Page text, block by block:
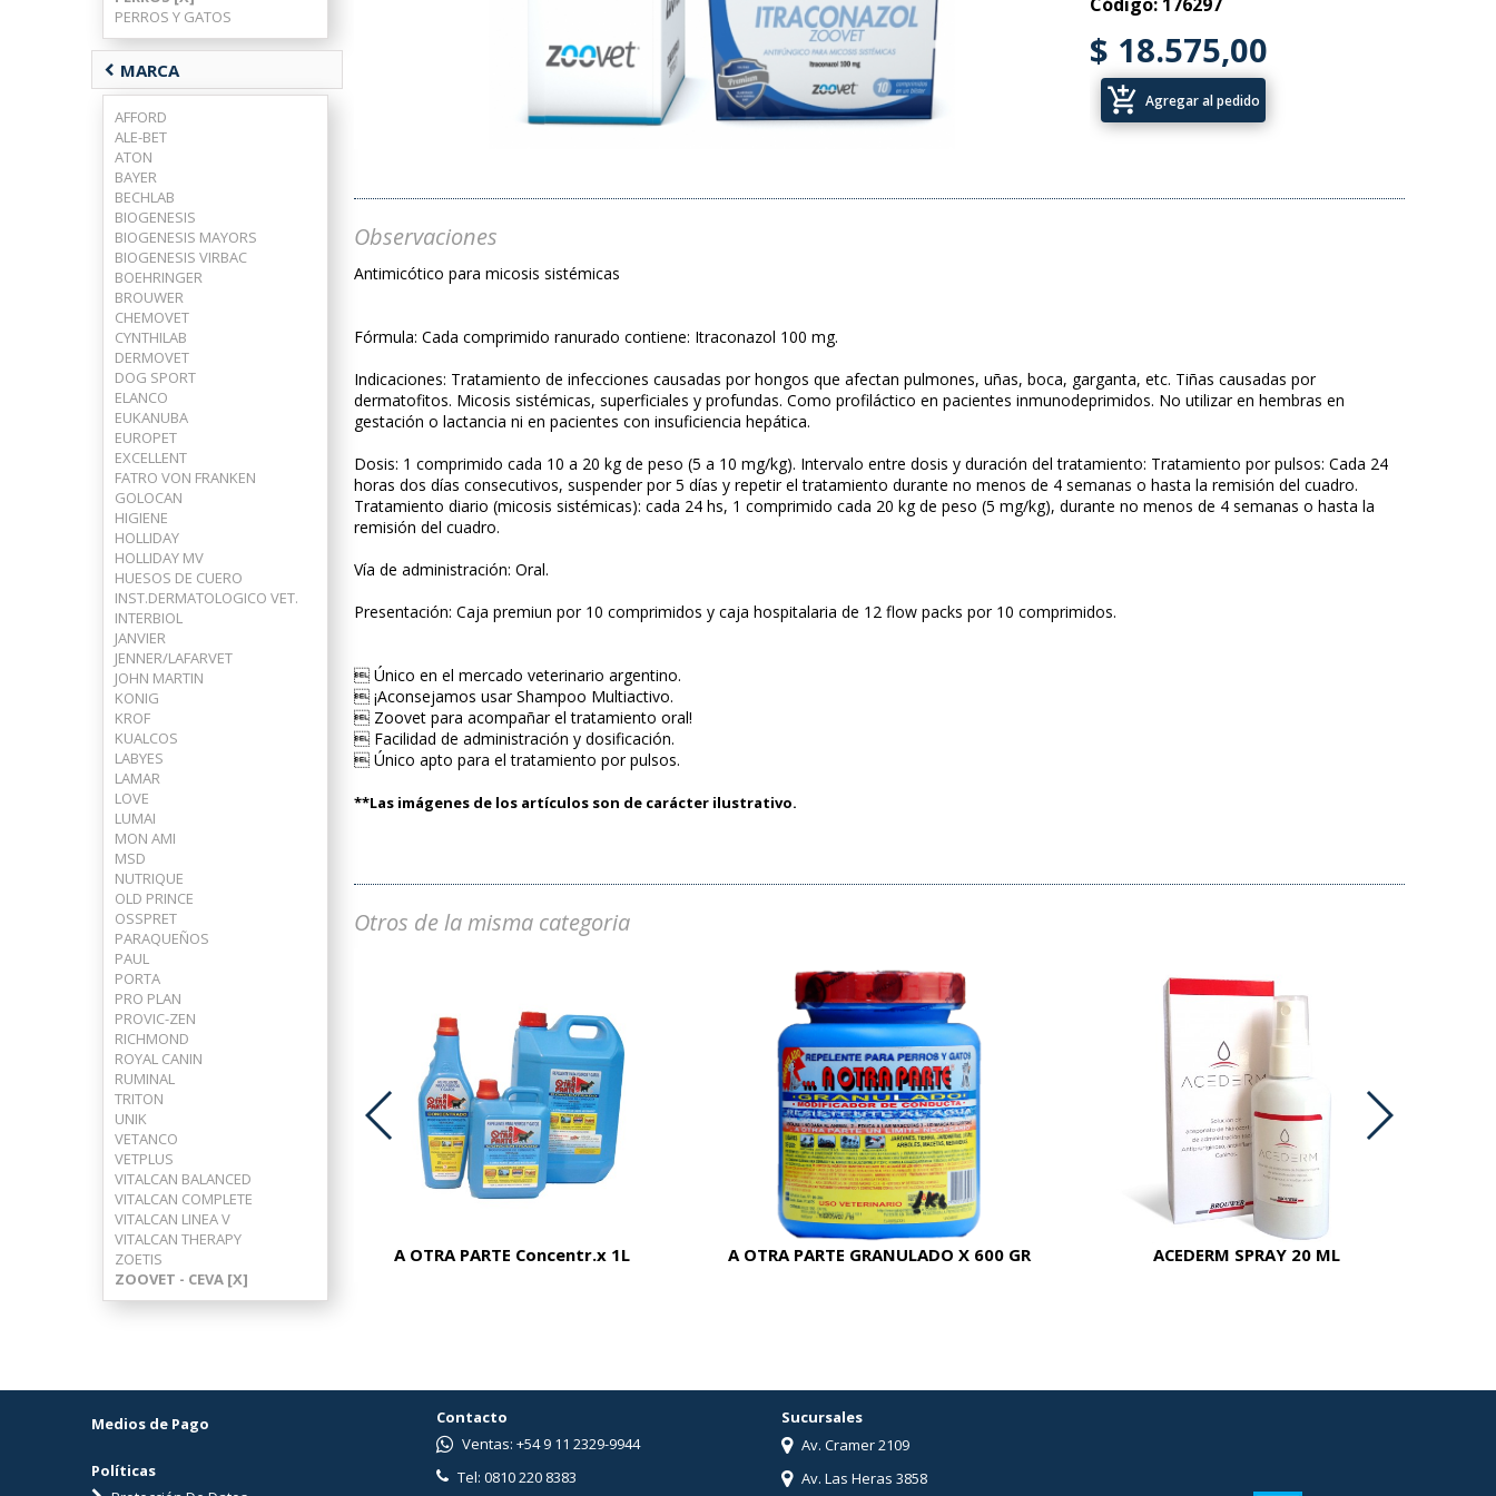
PERROS Y GATOS
chevron_left MARCA
AFFORD
ALE-BET
ATON
BAYER
BECHLAB
BIOGENESIS
BIOGENESIS MAYORS
BIOGENESIS VIRBAC
BOEHRINGER
BROUWER
CHEMOVET
CYNTHILAB
DERMOVET
DOG SPORT
ELANCO
EUKANUBA
EUROPET
EXCELLENT
FATRO VON FRANKEN
GOLOCAN
HIGIENE
HOLLIDAY
HOLLIDAY MV
HUESOS DE CUERO
INST.DERMATOLOGICO VET.
INTERBIOL
JANVIER
JENNER/LAFARVET
JOHN MARTIN
KONIG
KROF
KUALCOS
LABYES
LAMAR
LOVE
LUMAI
MON AMI
MSD
NUTRIQUE
OLD PRINCE
OSSPRET
PARAQUEÑOS
PAUL
PORTA
PRO PLAN
PROVIC-ZEN
RICHMOND
ROYAL CANIN
RUMINAL
TRITON
UNIK
VETANCO
VETPLUS
VITALCAN BALANCED
VITALCAN COMPLETE
VITALCAN LINEA V
VITALCAN THERAPY
ZOETIS
ZOOVET - CEVA [X]
$ 18.575,00
add_shopping_cart Agregar al pedido
Observaciones
Antimicótico para micosis sistémicas
Fórmula: Cada comprimido ranurado contiene: Itraconazol 100 mg.
Indicaciones: Tratamiento de infecciones causadas por hongos que afectan pulmones, uñas, boca, garganta, etc. Tiñas causadas por
dermatofitos. Micosis sistémicas, superficiales y profundas. Como profiláctico en pacientes inmunodeprimidos. No utilizar en hembras en
gestación o lactancia ni en pacientes con insuficiencia hepática.
Dosis: 1 comprimido cada 10 a 20 kg de peso (5 a 10 mg/kg). Intervalo entre dosis y duración del tratamiento: Tratamiento por pulsos: Cada 24
horas dos días consecutivos, suspender por 5 días y repetir el tratamiento durante no menos de 4 semanas o hasta la remisión del cuadro.
Tratamiento diario (micosis sistémicas): cada 24 hs, 1 comprimido cada 20 kg de peso (5 mg/kg), durante no menos de 4 semanas o hasta la
remisión del cuadro.
Vía de administración: Oral.
Presentación: Caja premiun por 10 comprimidos y caja hospitalaria de 12 flow packs por 10 comprimidos.
 Único en el mercado veterinario argentino.
 ¡Aconsejamos usar Shampoo Multiactivo.
 Zoovet para acompañar el tratamiento oral!
 Facilidad de administración y dosificación.
 Único apto para el tratamiento por pulsos.
**Las imágenes de los artículos son de carácter ilustrativo.
Otros de la misma categoria
ADVOCATE PERROS 25-40 KG
A OTRA PARTE Concentr.x 1L A OTRA PARTE GRANULADO X 600 GR ACEDERM SPRAY 20 ML
Medios de Pago
Políticas
Contacto
Ventas: +54 9 11 2329-9944
Tel: 0810 220 8383
Sucursales
Av. Cramer 2109
Av. Las Heras 3858